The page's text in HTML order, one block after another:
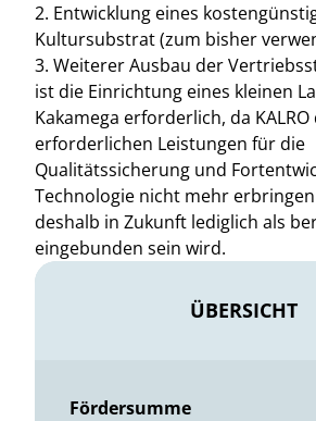
2. Entwicklung eines
Kultursubstrat (zum bisher
3. Weiterer Ausbau der
ist die Einrichtung eines kleinen
Kakamega erforderlich, da KALRO
erforderlichen Leistungen für die
Qualitätssicherung und
Technologie nicht mehr
deshalb in Zukunft lediglich als
eingebunden sein wird.
ÜBERSICHT
Fördersumme